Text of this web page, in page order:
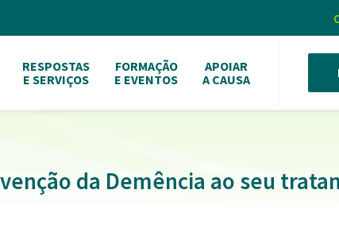
RESPOSTAS
E SERVIÇOS
FORMAÇÃO
E EVENTOS
APOIAR
A CAUSA
da Demência ao seu